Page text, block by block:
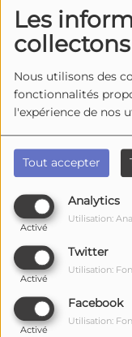
Les
collectons
Nous utilisons des
fonctionnalités
l'expérience de nos
Tout accepter
Analytics
Activé
Utilisation:
Twitter
Activé
Utilisation:
Facebook
Activé
Utilisation: